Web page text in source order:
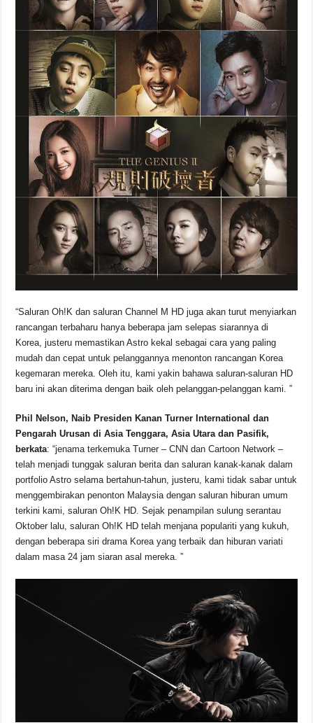
“Saluran Oh!K dan saluran Channel M HD juga akan turut menyiarkan
rancangan terbaharu hanya beberapa jam selepas siarannya di
Korea, justeru memastikan Astro kekal sebagai cara yang paling
mudah dan cepat untuk pelanggannya menonton rancangan Korea
kegemaran mereka. Oleh itu, kami yakin bahawa saluran-saluran HD
baru ini akan diterima dengan baik oleh pelanggan-pelanggan kami. ”
Phil Nelson, Naib Presiden Kanan Turner International dan
Pengarah Urusan di Asia Tenggara, Asia Utara dan Pasifik,
berkata: “jenama terkemuka Turner – CNN dan Cartoon Network –
telah menjadi tunggak saluran berita dan saluran kanak-kanak dalam
portfolio Astro selama bertahun-tahun, justeru, kami tidak sabar untuk
menggembirakan penonton Malaysia dengan saluran hiburan umum
terkini kami, saluran Oh!K HD. Sejak penampilan sulung serantau
Oktober lalu, saluran Oh!K HD telah menjana populariti yang kukuh,
dengan beberapa siri drama Korea yang terbaik dan hiburan variati
dalam masa 24 jam siaran asal mereka. ”